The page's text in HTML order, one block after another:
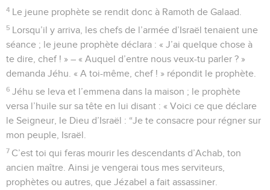
4 Le jeune prophète se rendit donc à Ramoth de Galaad.
5 Lorsqu’il y arriva, les chefs de l’armée d’Israël tenaient une
séance ; le jeune prophète déclara : « J’ai quelque chose à
te dire, chef ! » – « Auquel d’entre nous veux-tu parler ? »
demanda Jéhu. « A toi-même, chef ! » répondit le prophète.
6 Jéhu se leva et l’emmena dans la maison ; le prophète
versa l’huile sur sa tête en lui disant : « Voici ce que déclare
le Seigneur, le Dieu d’Israël : “Je te consacre pour régner sur
mon peuple, Israël.
7 C’est toi qui feras mourir les descendants d’Achab, ton
ancien maître. Ainsi je vengerai tous mes serviteurs,
prophètes ou autres, que Jézabel a fait assassiner.